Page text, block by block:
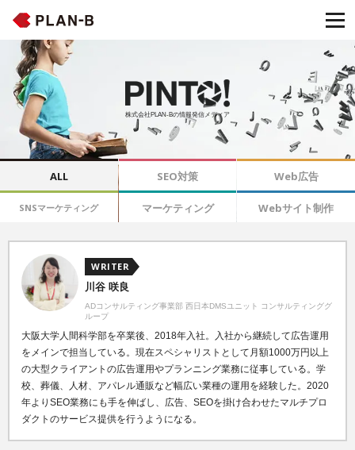
株式会社PLAN-Bの情報発信メディア
ALL SEO対策 Web広告
SNSマーケティング マーケティング Webサイト制作
WRITER
川谷 咲良
ADコンサルティング事業部 西日本DMSユニット コンサルティンググ
ループ
大阪大学人間科学部を卒業後、2018年入社。入社から継続して広告運用
をメインで担当している。現在スペシャリストとして月額1000万円以上
の大型クライアントの広告運用やプランニング業務に従事している。学
校、葬儀、人材、アパレル通販など幅広い業種の運用を経験した。2020
年よりSEO業務にも手を伸ばし、広告、SEOを掛け合わせたマルチプロ
ダクトのサービス提供を行うようになる。